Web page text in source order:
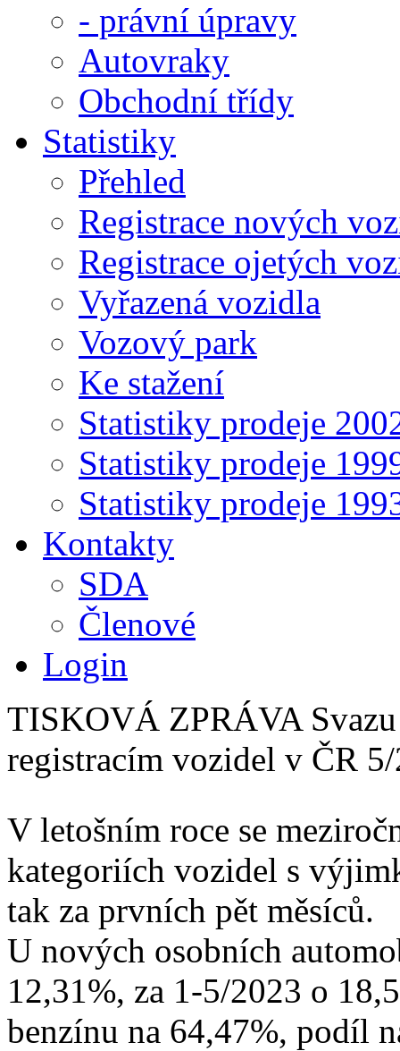
- právní úpravy
Autovraky
Obchodní třídy
Statistiky
Přehled
Registrace nových
Registrace ojetých
Vyřazená vozidla
Vozový park
Ke stažení
Statistiky prodeje
Statistiky prodeje
Statistiky prodeje
Kontakty
SDA
Členové
Login
TISKOVÁ ZPRÁVA
registracím vozidel v ČR
V letošním roce se
kategoriích vozidel s
tak za prvních pět měsíců.
U nových osobních
12,31%, za 1-5/2023 o
benzínu na 64,47%, podíl